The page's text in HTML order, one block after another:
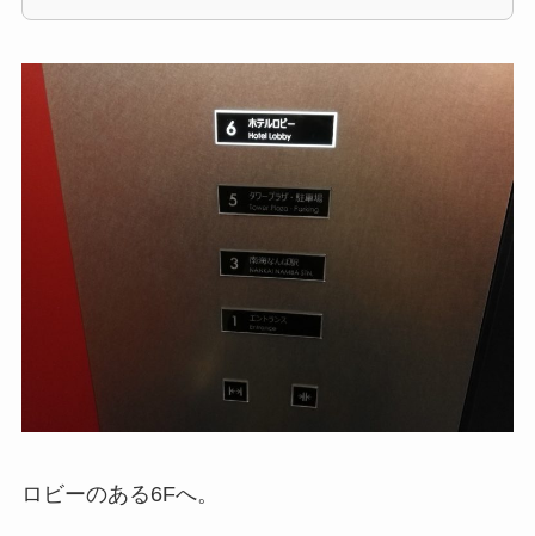
ロビーのある6Fへ。